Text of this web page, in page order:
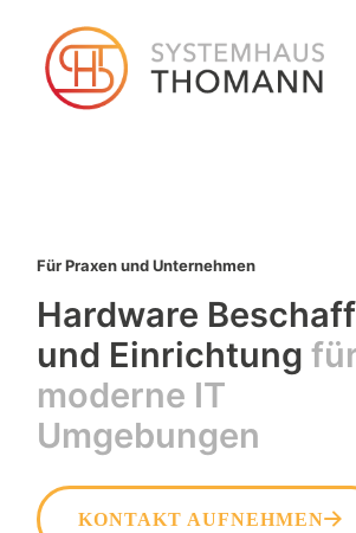
Für Praxen und Unternehmen
Hardware
und Einrichtung
moderne IT
Umgebungen
KONTAKT AUFNEHMEN